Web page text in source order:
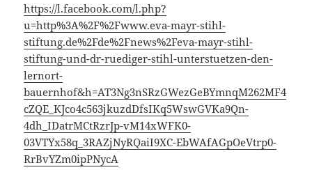
https://l.facebook.com/l.php?
u=http%3A%2F%2Fwww.eva-mayr-stihl-
stiftung.de%2Fde%2Fnews%2Feva-mayr-stihl-
stiftung-und-dr-ruediger-stihl-unterstuetzen-den-
lernort-
bauernhof&h=AT3Ng3nSRzGWezGeBYmnqM262MF4
cZQE_KJco4c563jkuzdDfsIKq5WswGVKa9Qn-
4dh_IDatrMCtRzrJp-vM14xWFK0-
03VTYx58q_3RAZjNyRQaiI9XC-EbWAfAGpOeVtrp0-
RrBvYZm0ipPNycA